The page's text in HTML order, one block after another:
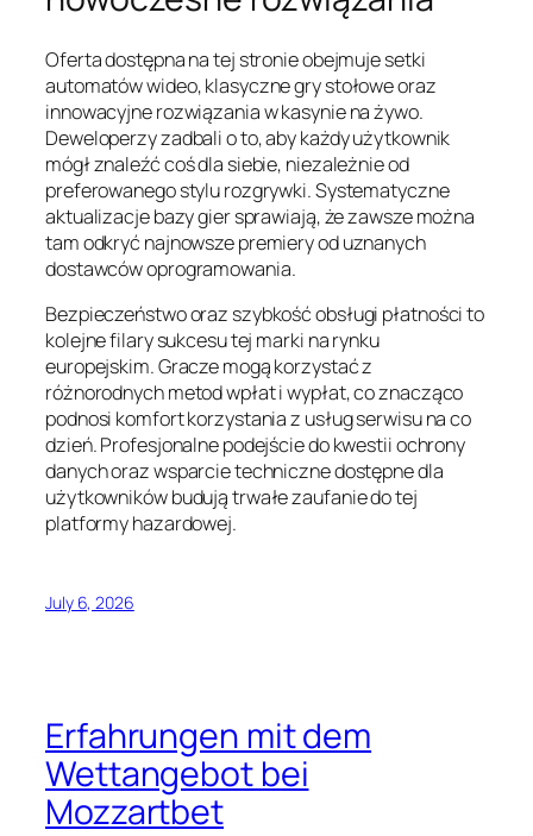
Oferta dostępna na tej stronie obejmuje setki
automatów wideo, klasyczne gry stołowe oraz
innowacyjne rozwiązania w kasynie na żywo.
Deweloperzy zadbali o to, aby każdy użytkownik
mógł znaleźć coś dla siebie, niezależnie od
preferowanego stylu rozgrywki. Systematyczne
aktualizacje bazy gier sprawiają, że zawsze można
tam odkryć najnowsze premiery od uznanych
dostawców oprogramowania.
Bezpieczeństwo oraz szybkość obsługi płatności to
kolejne filary sukcesu tej marki na rynku
europejskim. Gracze mogą korzystać z
różnorodnych metod wpłat i wypłat, co znacząco
podnosi komfort korzystania z usług serwisu na co
dzień. Profesjonalne podejście do kwestii ochrony
danych oraz wsparcie techniczne dostępne dla
użytkowników budują trwałe zaufanie do tej
platformy hazardowej.
July 6, 2026
Erfahrungen mit dem
Wettangebot bei
Mozzartbet